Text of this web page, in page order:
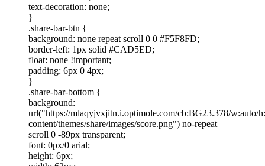
text-decoration: none;
}
.share-bar-btn {
background: none repeat scroll 0 0 #F5F8FD;
border-left: 1px solid #CAD5ED;
float: none !important;
padding: 6px 0 4px;
}
.share-bar-bottom {
background:
url("https://mlaqyjvxjitn.i.optimole.com/cb:BG23.378/w:auto/
content/themes/share/images/score.png") no-repeat
scroll 0 -89px transparent;
font: 0px/0 arial;
height: 6px;